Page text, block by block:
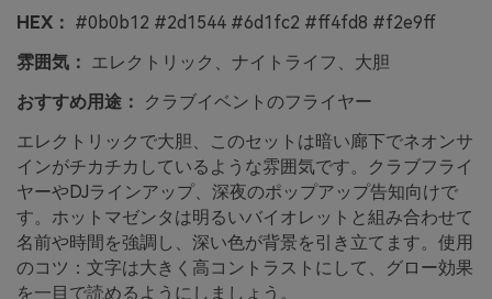
HEX： #0b0b12 #2d1544 #6d1fc2 #ff4fd8 #f2e9ff
雰囲気： エレクトリック、ナイトライフ、大胆
おすすめ用途：
クラブイベントのフライヤー
エレクトリックで大胆、このセットは暗い廊下でネオンサ
インがチカチカしているような雰囲気です。クラブフライ
ヤーやDJラインアップ、深夜のポップアップ告知向けで
す。ホットマゼンタは明るいバイオレットと組み合わせて
名前や時間を強調し、深い色が背景を引き立てます。使用
のコツ：文字は大きく高コントラストにして、グロー効果
を一目で読めるようにしましょう。